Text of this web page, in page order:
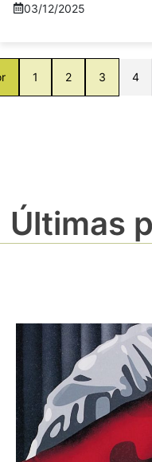
03/12/2025
1 2 3 4
Últimas